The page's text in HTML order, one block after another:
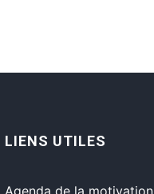
LIENS UTILES
Agenda de la motivation